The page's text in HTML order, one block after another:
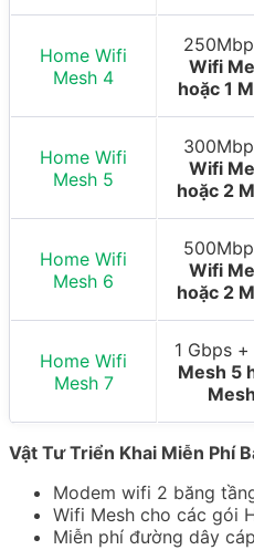
Home Wifi
Mesh 4
Wifi
hoặc 1
Home Wifi
Mesh 5
Wifi
hoặc 2
Home Wifi
Mesh 6
Wifi
hoặc 2
Home Wifi
Mesh 7
1 Gbps +
Mesh 5
Vật Tư Triển Khai Miễn Phí
Modem wifi 2 băng
Wifi Mesh cho các gói
Miễn phí đường dây